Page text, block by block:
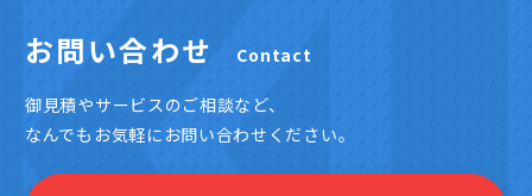
お問い合わせ Contact
御見積やサービスのご相談など、
なんでもお気軽にお問い合わせください。